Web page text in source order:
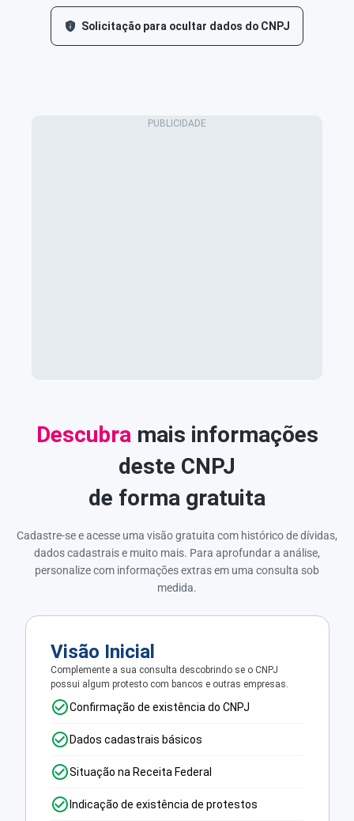
Solicitação para ocultar dados do CNPJ
Descubra mais informações
deste CNPJ
de forma gratuita
Cadastre-se e acesse uma visão gratuita com histórico de dívidas,
dados cadastrais e muito mais. Para aprofundar a análise,
personalize com informações extras em uma consulta sob
medida.
Visão Inicial
Complemente a sua consulta descobrindo se o CNPJ
possui algum protesto com bancos e outras empresas.
Confirmação de existência do CNPJ
Dados cadastrais básicos
Situação na Receita Federal
Indicação de existência de protestos